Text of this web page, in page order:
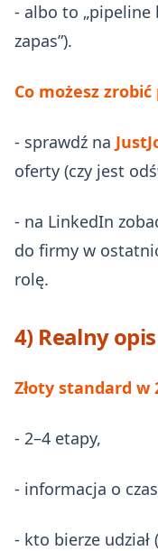
- albo to „pipeline
zapas”).
Co możesz
- sprawdź na
oferty (czy jest
- na LinkedIn
do firmy w
rolę.
4) Realny
Złoty standard w
- 2–4 etapy,
- informacja o
- kto bierze